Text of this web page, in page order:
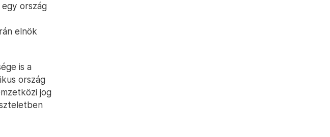
ország
elnök
is a
ország
jog